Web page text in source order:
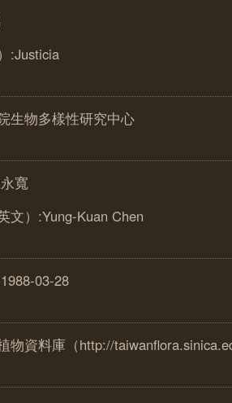
:Justicia
生物多樣性研究中心
寬
文）:Yung-Kuan Chen
03-28
物資料庫（http://